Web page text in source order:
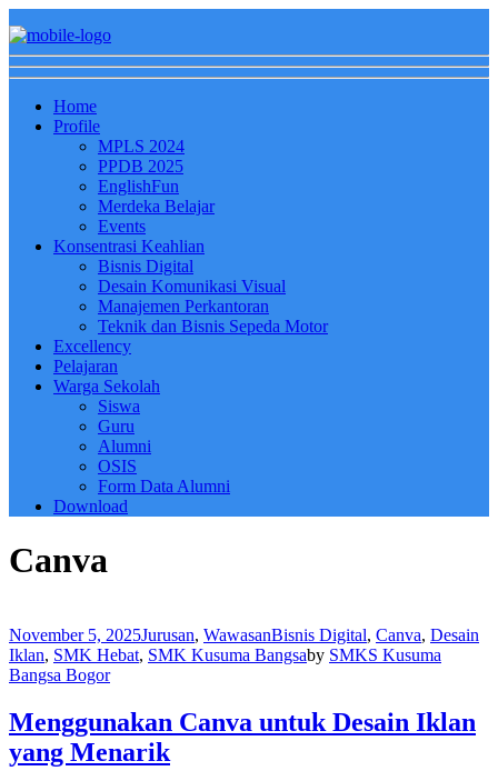
Home
Profile
MPLS 2024
PPDB 2025
EnglishFun
Merdeka Belajar
Events
Konsentrasi Keahlian
Bisnis Digital
Desain Komunikasi Visual
Manajemen Perkantoran
Teknik dan Bisnis Sepeda Motor
Excellency
Pelajaran
Warga Sekolah
Siswa
Guru
Alumni
OSIS
Form Data Alumni
Download
Canva
November 5, 2025Jurusan, WawasanBisnis Digital, Canva, Desain
Iklan, SMK Hebat, SMK Kusuma Bangsaby SMKS Kusuma
Bangsa Bogor
Menggunakan Canva untuk Desain Iklan
yang Menarik